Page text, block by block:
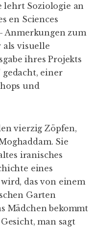
lehrt Soziologie an
en Sciences
Anmerkungen zum
visuelle
ihres Projekts
einer
und
vierzig Zöpfen,
Sie
iranisches
eines
das von einem
Garten
Mädchen bekommt
man sagt